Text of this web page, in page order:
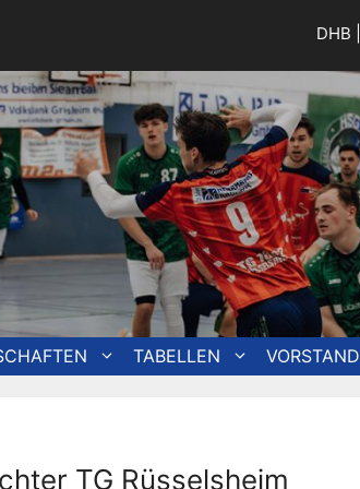
DHB
TABELLEN VORSTAND
TG Rüsselsheim